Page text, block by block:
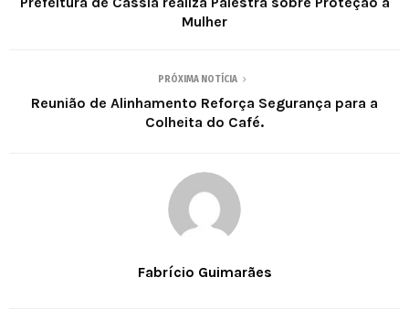
Mulher
PRÓXIMA NOTÍCIA
Reunião de Alinhamento Reforça Segurança para a
Colheita do Café.
Fabrício Guimarães